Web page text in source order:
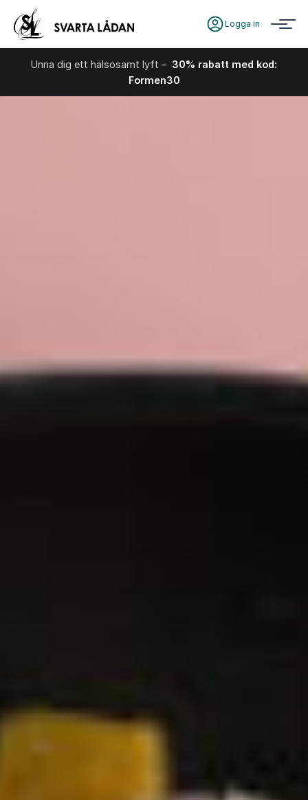
Logga in
Unna dig ett hälsosamt lyft – 30% rabatt med kod:
Formen30